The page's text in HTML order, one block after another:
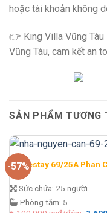
hoặc tài khoản không
👉 King Villa Vũng
Vũng Tàu, cam kết an
SẢN PHẨM TƯƠNG
-57%
Homestay 69/25A Phan
Sức chứa: 25 người
Phòng tắm: 5